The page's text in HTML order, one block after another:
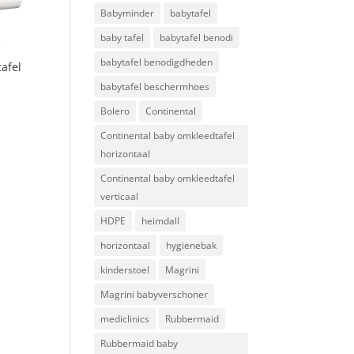
Babyminder
babytafel
baby tafel
babytafel benodi
babytafel benodigdheden
babytafel beschermhoes
Bolero
Continental
Continental baby omkleedtafel
horizontaal
Continental baby omkleedtafel
verticaal
HDPE
heimdall
horizontaal
hygienebak
kinderstoel
Magrini
Magrini babyverschoner
mediclinics
Rubbermaid
Rubbermaid baby